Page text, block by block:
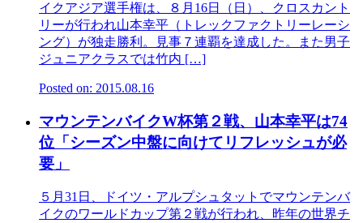
イクアジア選手権は、８月16日（日）、クロスカント
リーが行われ山本幸平（トレックファクトリーレーシ
ング）が独走勝利。見事７連覇を達成した。また男子
ジュニアクラスでは竹内 […]
Posted on: 2015.08.16
マウンテンバイクW杯第２戦、山本幸平は74
位「シーズン中盤に向けてリフレッシュが必
要」
５月31日、ドイツ・アルプシュタットでマウンテンバ
イクのワールドカップ第２戦が行われ、昨年の世界チ